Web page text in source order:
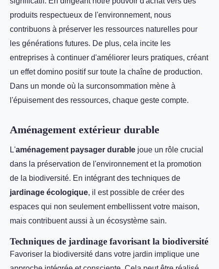
produits respectueux de l'environnement, nous
contribuons à préserver les ressources naturelles pour
les générations futures. De plus, cela incite les
entreprises à continuer d'améliorer leurs pratiques, créant
un effet domino positif sur toute la chaîne de production.
Dans un monde où la surconsommation mène à
l'épuisement des ressources, chaque geste compte.
Aménagement extérieur durable
L'aménagement paysager durable joue un rôle crucial
dans la préservation de l'environnement et la promotion
de la biodiversité. En intégrant des techniques de
jardinage écologique, il est possible de créer des
espaces qui non seulement embellissent votre maison,
mais contribuent aussi à un écosystème sain.
Techniques de jardinage favorisant la biodiversité
Favoriser la biodiversité dans votre jardin implique une